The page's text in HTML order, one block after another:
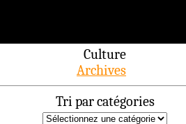
Culture
Archives
Tri par catégories